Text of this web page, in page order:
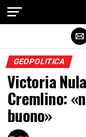
GEOPOLITICA
Victoria
Cremlino:
buono»